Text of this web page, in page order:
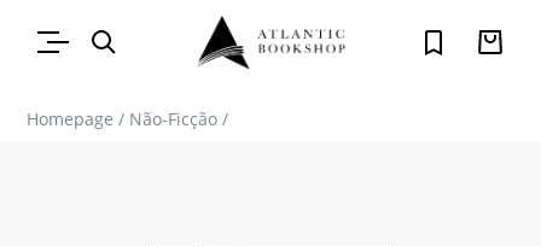
Homepage / Não-Ficção /